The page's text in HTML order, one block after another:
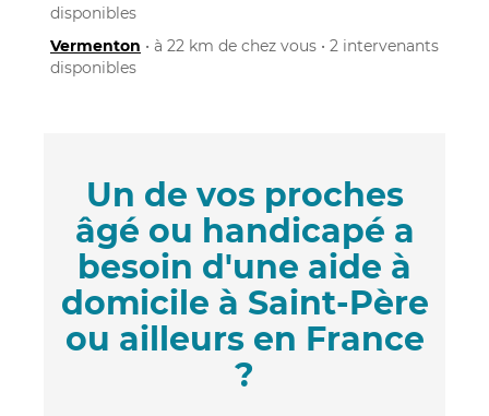
disponibles
Vermenton • à 22 km de chez vous • 2 intervenants
disponibles
Un de vos proches
âgé ou handicapé a
besoin d'une aide à
domicile à Saint-Père
ou ailleurs en France
?